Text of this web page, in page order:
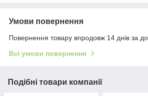
Умови повернення
Повернення товару впродовж 14 днів за
Всі умови повернення
Подібні товари компанії